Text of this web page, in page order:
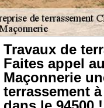
Travaux de
Faites appel
Maçonnerie
terrassement